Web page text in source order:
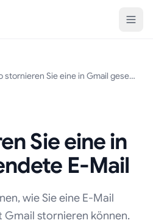
So stornieren Sie eine in Gmail gesendete E-Mail
Sie eine in
E-Mail
wie Sie eine E-Mail
Gmail stornieren können.